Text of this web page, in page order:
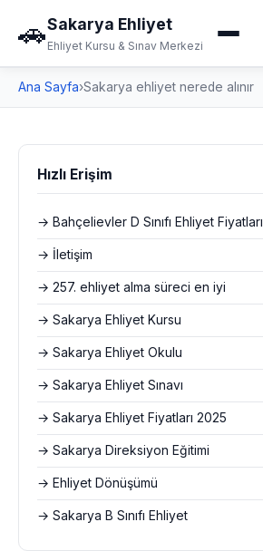
🚗Sakarya Ehliyet
Ehliyet Kursu & Sınav Merkezi
Ana Sayfa›Sakarya ehliyet nerede alınır
Hızlı Erişim
→ Bahçelievler D Sınıfı Ehliyet Fiyatları
→ İletişim
→ 257. ehliyet alma süreci en iyi
→ Sakarya Ehliyet Kursu
→ Sakarya Ehliyet Okulu
→ Sakarya Ehliyet Sınavı
→ Sakarya Ehliyet Fiyatları 2025
→ Sakarya Direksiyon Eğitimi
→ Ehliyet Dönüşümü
→ Sakarya B Sınıfı Ehliyet